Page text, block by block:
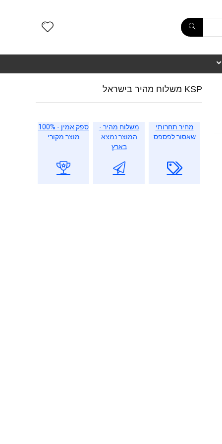
KSP משלוח מהיר בישראל
מחיר תחרותי
שאסור לפספס
משלוח מהיר -
המוצר נמצא
בארץ
ספק אמין - 100%
מוצר מקורי